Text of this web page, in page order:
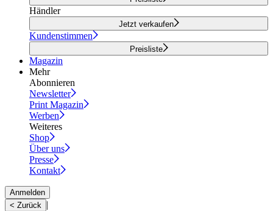
Händler
Jetzt verkaufen
Kundenstimmen
Preisliste
Magazin
Mehr
Abonnieren
Newsletter
Print Magazin
Werben
Weiteres
Shop
Über uns
Presse
Kontakt
Anmelden
< Zurück |